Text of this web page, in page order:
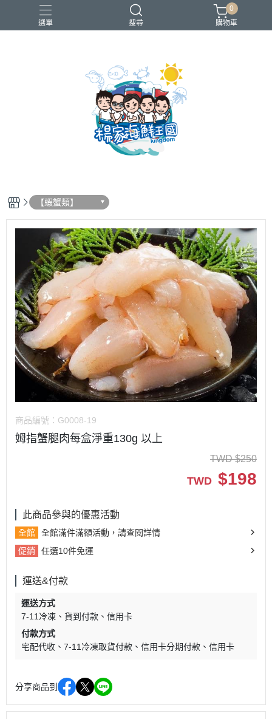
選單 搜尋
0
購物車
【蝦蟹類】
商品編號： G0008-19
姆指蟹腿肉每盒淨重130g 以上
TWD $250
TWD $198
此商品參與的優惠活動
全館
全館滿件滿額活動，請查閱詳情
促銷
任選10件免運
運送&付款
運送方式
7-11冷凍
貨到付款
信用卡
付款方式
宅配代收
7-11冷凍取貨付款 信用卡分期付款 信用卡
分享商品到